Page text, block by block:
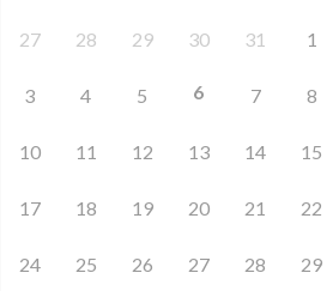
27 28 29 30 31 1
3 4 5 6 7 8
10 11 12 13 14 15
17 18 19 20 21 22
24 25 26 27 28 29